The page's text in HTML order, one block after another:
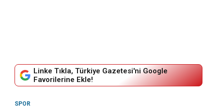
Linke Tıkla, Türkiye Gazetesi'ni Google
Favorilerine Ekle!
SPOR